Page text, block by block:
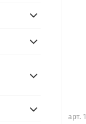
арт.